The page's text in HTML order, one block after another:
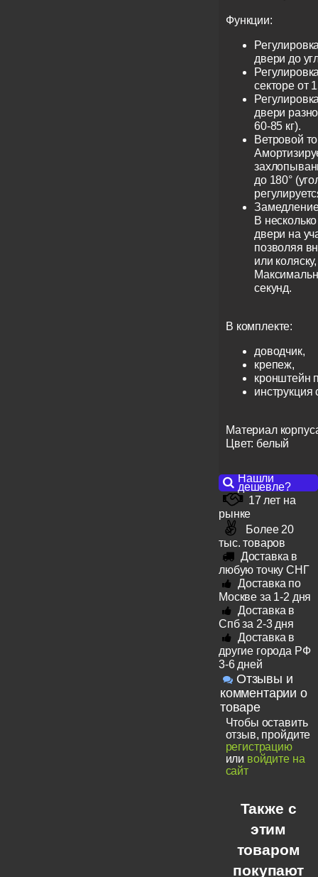
Функции:
двери до
секторе от
двери
60-85 кг).
Ветровой
до 180°
В
двери на
позволяя
или
секунд.
В комплекте:
доводчик,
крепеж,
кронштейн
Материал
Цвет: белый
Нашли
дешевле?
17 лет на
рынке
Более 20
тыс. товаров
Доставка в
любую точку СНГ
Доставка по
Москве за 1-2 дня
Доставка в
Спб за 2-3 дня
Доставка в
другие города РФ
3-6 дней
Отзывы и
комментарии о
товаре
Чтобы оставить
отзыв, пройдите
регистрацию
или войдите на
сайт
Также с
этим
товаром
покупают